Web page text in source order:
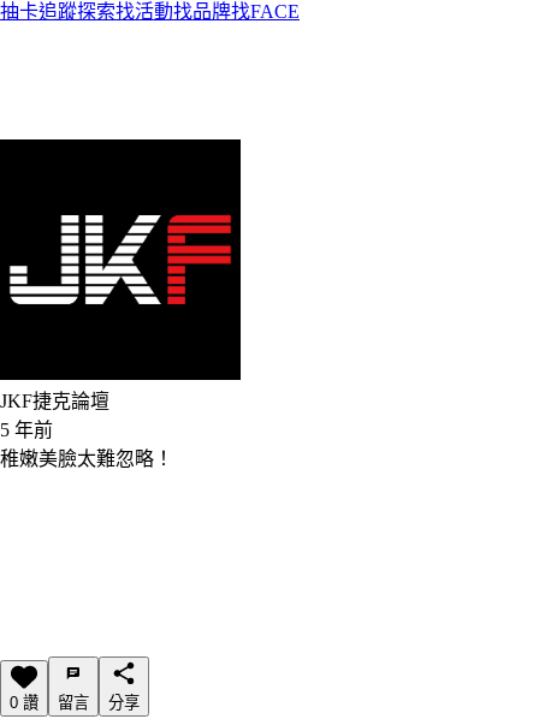
抽卡追蹤探索找活動找品牌找FACE
JKF捷克論壇
5 年前
稚嫩美臉太難忽略！
0 讚 留言 分享